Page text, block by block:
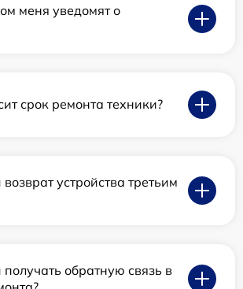
меня уведомят о
срок ремонта техники?
устройства третьим
обратную связь в